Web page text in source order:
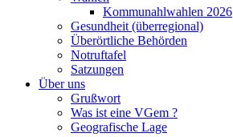
Kommunahlwahlen 2026
Gesundheit (überregional)
Überörtliche Behörden
Notruftafel
Satzungen
Über uns
Grußwort
Was ist eine VGem ?
Geografische Lage